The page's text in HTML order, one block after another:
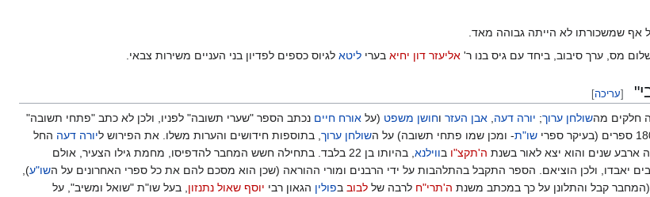
אף שמשכורתו לא הייתה גבוהה מאד.
מס, ערך סיבוב, ביחד עם גיס בנו ר' אליעזר דון יחיא בערי ליטא לגיוס כספים לפדיון בני העניים משירות צבאי.
[עריכה]
חלקים מהשולחן ערוך; יורה דעה אבן העזר וחושן משפט (על אורח חיים נכתב הספר "שערי תשובה" לפניו, ולכן לא כתב "פתחי תשובה"
שו"ת- ומכן שמו פתחי תשובה) על השולחן ערוך , בתוספות חידושים והערות משלו. את הפירוש ליורה דעה החל
ה'תקצ"ו בווילנא
, בהיותו בן 22 בלבד. בתחילה חשש המחבר להדפיסו, מחמת גילו הצעיר, אולם
יאבדו, ולכן הוציאם. הספר התקבל בהתלהבות על ידי הרבנים ומורי ההוראה (שכן הוא מסכם להם את כל ספרי האחרונים על השו"ע),
קבל והתלונן על כך במכתב משנת ה'תרי"ח לרבה של לבוב בפולין הגאון רבי יוסף שאול נתנזון , בעל שו"ת "שואל ומשיב", על